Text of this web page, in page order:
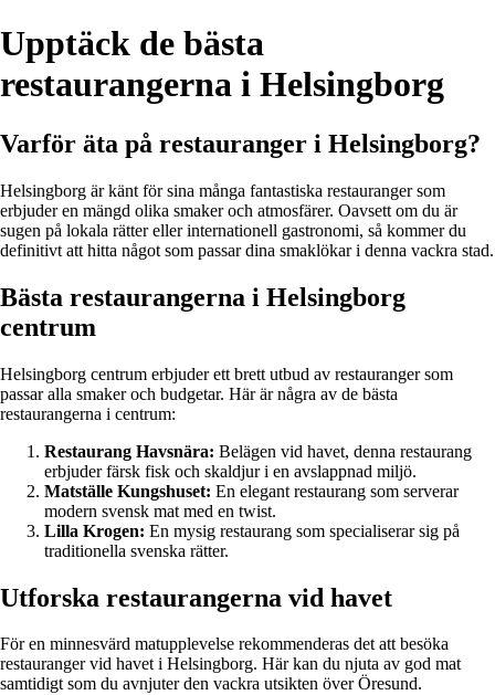
Upptäck de bästa
restaurangerna i Helsingborg
Varför äta på restauranger i Helsingborg?
Helsingborg är känt för sina många fantastiska restauranger som
erbjuder en mängd olika smaker och atmosfärer. Oavsett om du är
sugen på lokala rätter eller internationell gastronomi, så kommer du
definitivt att hitta något som passar dina smaklökar i denna vackra stad.
Bästa restaurangerna i Helsingborg
centrum
Helsingborg centrum erbjuder ett brett utbud av restauranger som
passar alla smaker och budgetar. Här är några av de bästa
restaurangerna i centrum:
Restaurang Havsnära: Belägen vid havet, denna restaurang
erbjuder färsk fisk och skaldjur i en avslappnad miljö.
Matställe Kungshuset: En elegant restaurang som serverar
modern svensk mat med en twist.
Lilla Krogen: En mysig restaurang som specialiserar sig på
traditionella svenska rätter.
Utforska restaurangerna vid havet
För en minnesvärd matupplevelse rekommenderas det att besöka
restauranger vid havet i Helsingborg. Här kan du njuta av god mat
samtidigt som du avnjuter den vackra utsikten över Öresund.